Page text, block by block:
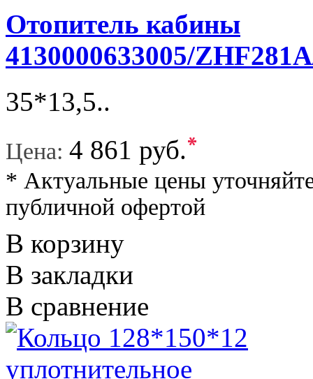
Отопитель кабины
4130000633005/
35*13,5..
Цена: 4 861 руб.*
* Актуальные цены
публичной офертой
В корзину
В закладки
В сравнение